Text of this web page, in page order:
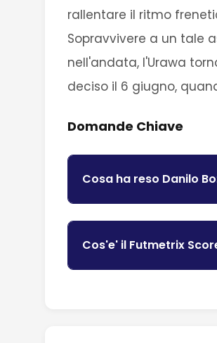
rallentare il ritmo
Sopravvivere a un tale
nell'andata, l'Urawa
deciso il 6 giugno,
Domande Chiave
Cosa ha reso Danilo
Cos'e' il Futmetrix